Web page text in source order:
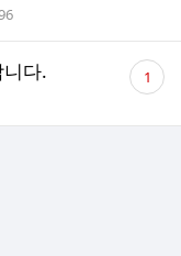
회수
다.
댓
글 1